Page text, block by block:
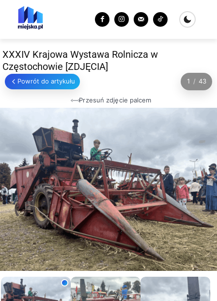
XXXIV Krajowa Wystawa Rolnicza w
Częstochowie [ZDJĘCIA]
Powrót do artykułu 1 / 43
Przesuń zdjęcie palcem